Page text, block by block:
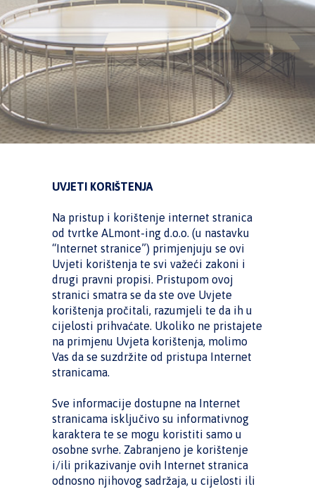
UVJETI KORIŠTENJA
Na pristup i korištenje internet stranica
od tvrtke ALmont-ing d.o.o. (u nastavku
“Internet stranice”) primjenjuju se ovi
Uvjeti korištenja te svi važeći zakoni i
drugi pravni propisi. Pristupom ovoj
stranici smatra se da ste ove Uvjete
korištenja pročitali, razumjeli te da ih u
cijelosti prihvaćate. Ukoliko ne pristajete
na primjenu Uvjeta korištenja, molimo
Vas da se suzdržite od pristupa Internet
stranicama.
Sve informacije dostupne na Internet
stranicama isključivo su informativnog
karaktera te se mogu koristiti samo u
osobne svrhe. Zabranjeno je korištenje
i/ili prikazivanje ovih Internet stranica
odnosno njihovog sadržaja, u cijelosti ili